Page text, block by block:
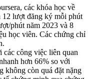
các khóa học về
lượt đăng ký mỗi phút
phút năm 2023 và 8
học viên. Các chứng chỉ
các công việc liên quan
hơn 66% so với
không còn quá đặt nặng